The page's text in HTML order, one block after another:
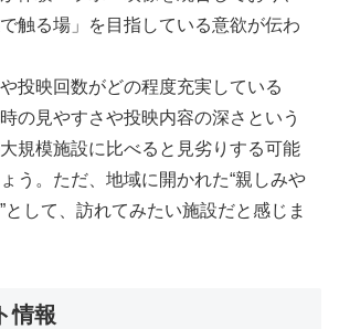
で触る場」を目指している意欲が伝わ
投映回数がどの程度充実している
の見やすさや投映内容の深さという
規模施設に比べると見劣りする可能
う。ただ、地域に開かれた“親しみや
として、訪れてみたい施設だと感じま
情報